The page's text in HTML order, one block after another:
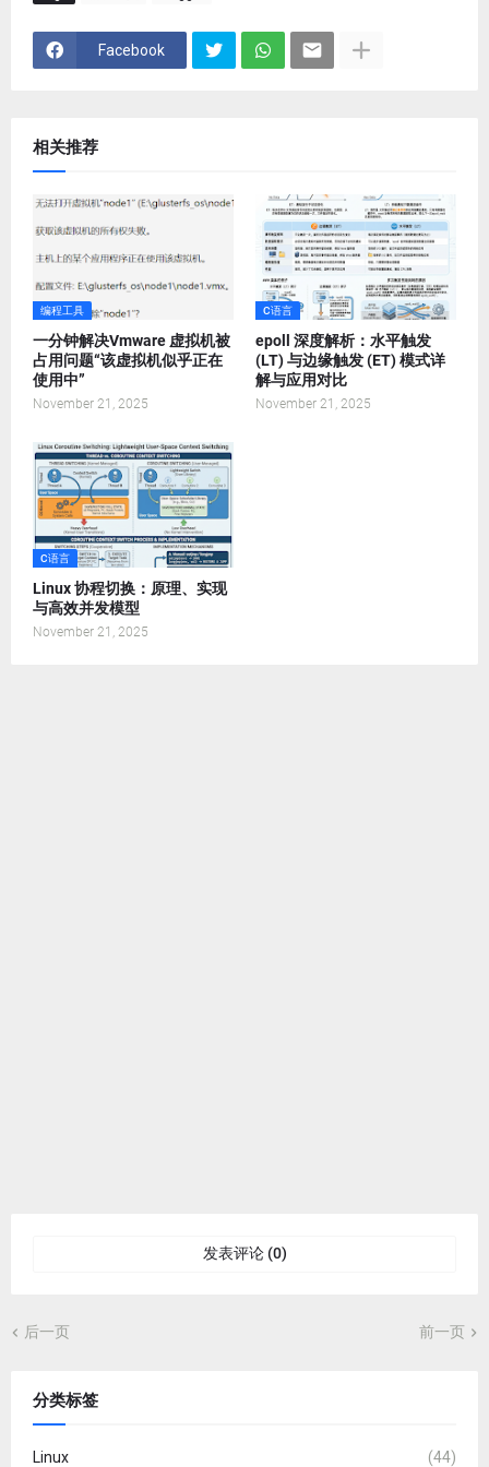
Facebook
相关推荐
编程工具
一分钟解决Vmware 虚拟机被
占用问题“该虚拟机似乎正在
使用中”
November 21, 2025
C语言
epoll 深度解析：水平触发
(LT) 与边缘触发 (ET) 模式详
解与应用对比
November 21, 2025
C语言
Linux 协程切换：原理、实现
与高效并发模型
November 21, 2025
发表评论 (0)
后一页 前一页
分类标签
Linux (44)